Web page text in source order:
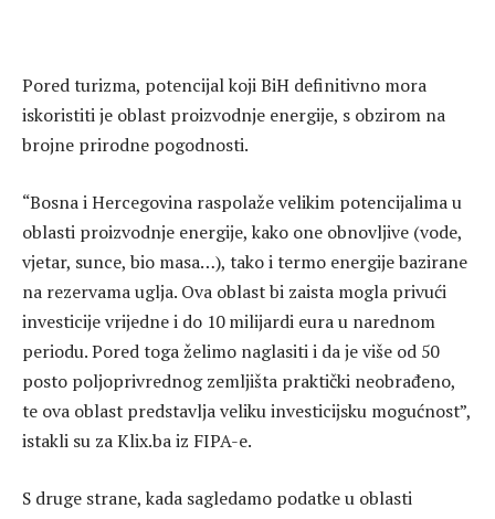
Pored turizma, potencijal koji BiH definitivno mora
iskoristiti je oblast proizvodnje energije, s obzirom na
brojne prirodne pogodnosti.
“Bosna i Hercegovina raspolaže velikim potencijalima u
oblasti proizvodnje energije, kako one obnovljive (vode,
vjetar, sunce, bio masa…), tako i termo energije bazirane
na rezervama uglja. Ova oblast bi zaista mogla privući
investicije vrijedne i do 10 milijardi eura u narednom
periodu. Pored toga želimo naglasiti i da je više od 50
posto poljoprivrednog zemljišta praktički neobrađeno,
te ova oblast predstavlja veliku investicijsku mogućnost”,
istakli su za Klix.ba iz FIPA-e.
S druge strane, kada sagledamo podatke u oblasti